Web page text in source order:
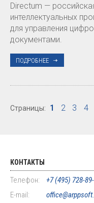
Directum —
интеллектуальных
для управления
документами.
ПОДРОБНЕЕ
Страницы: 1 2 3 4
КОНТАКТЫ
Телефон:
+7 (495) 728-
E-mail: